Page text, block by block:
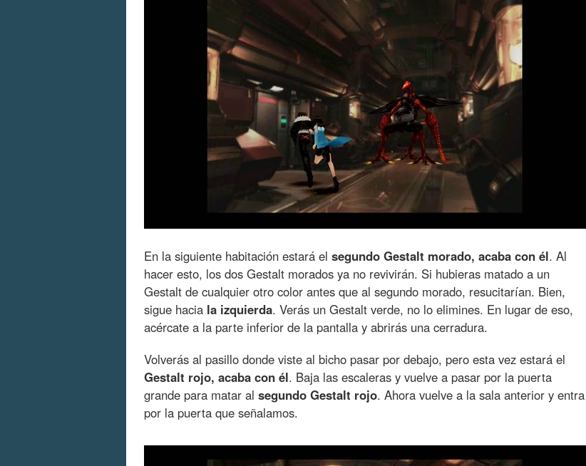
En la siguiente habitación estará el segundo Gestalt morado, acaba con él. Al
hacer esto, los dos Gestalt morados ya no revivirán. Si hubieras matado a un
Gestalt de cualquier otro color antes que al segundo morado, resucitarían. Bien,
sigue hacia la izquierda. Verás un Gestalt verde, no lo elimines. En lugar de eso,
acércate a la parte inferior de la pantalla y abrirás una cerradura.
Volverás al pasillo donde viste al bicho pasar por debajo, pero esta vez estará el
Gestalt rojo, acaba con él. Baja las escaleras y vuelve a pasar por la puerta
grande para matar al segundo Gestalt rojo. Ahora vuelve a la sala anterior y entra
por la puerta que señalamos.